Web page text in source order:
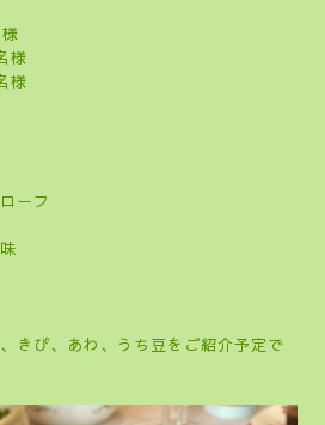
様
様
ーフ
きび、あわ、うち豆をご紹介予定で